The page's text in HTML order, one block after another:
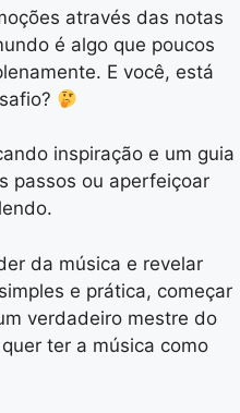
através das notas
é algo que poucos
E você, está
inspiração e um guia
passos ou aperfeiçoar
da música e revelar
e prática, começar
verdadeiro mestre do
ter a música como